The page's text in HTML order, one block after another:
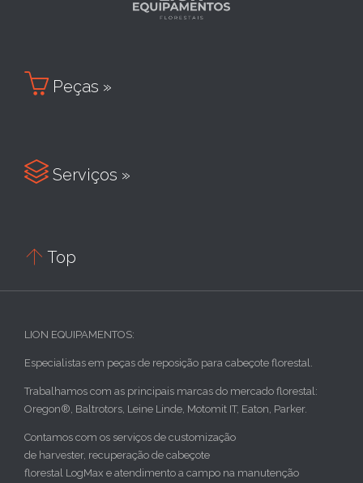
 Peças »
 Serviços »
 Top
LION EQUIPAMENTOS:
Especialistas em peças de reposição para cabeçote florestal.
Trabalhamos com as principais marcas do mercado florestal:
Oregon®, Baltrotors, Leine Linde, Motomit IT, Eaton, Parker.
Contamos com os serviços de customização
de harvester, recuperação de cabeçote
florestal LogMax e atendimento a campo na manutenção